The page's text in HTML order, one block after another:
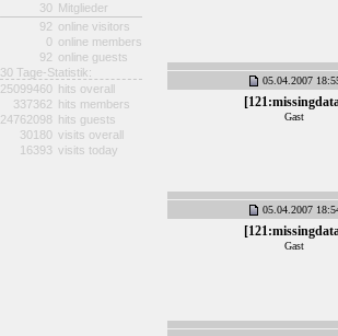
30 Mitglieder
92 online visitors
0 online members
92 online guests
30 Tage-Statistik:
25099460 hits overall
337362 hits members
24762098 hits guests
30180 visits overall
16393 visits today
05.04.2007
Gast
05.04.2007
Gast